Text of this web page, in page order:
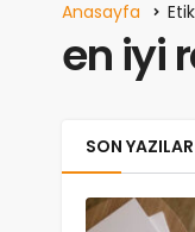
Anasayfa
en iyi
SON YAZILAR